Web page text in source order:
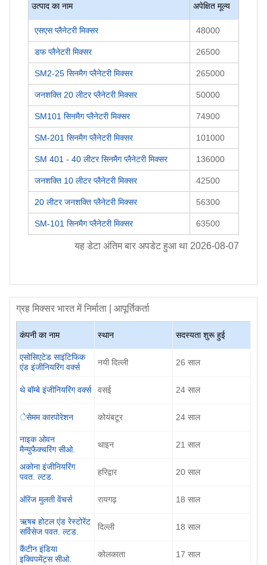
उत्पाद का नाम अपेक्षित मूल्य
एसएस प्लैनेटरी मिक्सर 48000
डफ प्लैनेटरी मिक्सर 26500
SM2-25 सिनमैग प्लैनेटरी मिक्सर 265000
जनशक्ति 20 लीटर प्लैनेटरी मिक्सर 50000
SM101 सिनमैग प्लैनेटरी मिक्सर 74900
SM-201 सिनमैग प्लैनेटरी मिक्सर 101000
SM 401 - 40 लीटर सिनमैग प्लैनेटरी मिक्सर 136000
जनशक्ति 10 लीटर प्लैनेटरी मिक्सर 42500
20 लीटर जनशक्ति प्लैनेटरी मिक्सर 56300
SM-101 सिनमैग प्लैनेटरी मिक्सर 63500
यह डेटा अंतिम बार अपडेट हुआ था 2026-08-07
ग्रह मिक्सर भारत में निर्माता | आपूर्तिकर्ता
कंपनी का नाम स्थान सदस्यता शुरू हुई
एसोसिएटेड साइंटिफिक
एंड इंजीनियरिंग वर्क्स
नयी दिल्ली 26 साल
थे बॉम्बे इंजीनियरिंग वर्क्स वसई 24 साल
ेसेमम कारपोरेशन कोयंबटूर 24 साल
नाइक ओवन
मैन्युफैक्चरिंग सीओ.
थाइन 21 साल
अकोना इंजीनियरिंग
पवत. ल्टड.
हरिद्वार 20 साल
ऑरेंज मुलती वेंचर्स रायगढ़ 18 साल
ऋषब होटल एंड रेस्टोरेंट
सर्विसेज पवत. ल्टड.
दिल्ली 18 साल
कैंटीन इंडिया
इक्विपमेंट्स सीओ.
कोलकाता 17 साल